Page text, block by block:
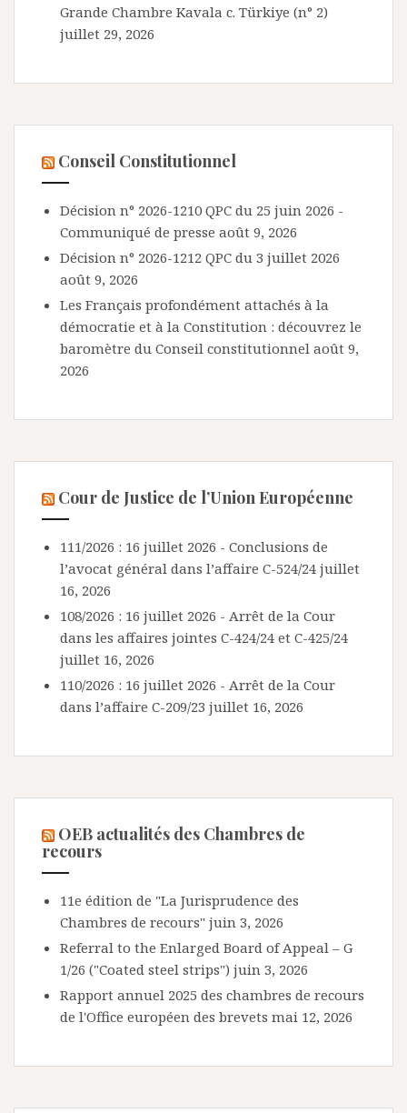
Grande Chambre Kavala c. Türkiye (n° 2)
juillet 29, 2026
Conseil Constitutionnel
Décision n° 2026-1210 QPC du 25 juin 2026 -
Communiqué de presse août 9, 2026
Décision n° 2026-1212 QPC du 3 juillet 2026
août 9, 2026
Les Français profondément attachés à la
démocratie et à la Constitution : découvrez le
baromètre du Conseil constitutionnel août 9,
2026
Cour de Justice de l’Union Européenne
111/2026 : 16 juillet 2026 - Conclusions de
l’avocat général dans l’affaire C-524/24 juillet
16, 2026
108/2026 : 16 juillet 2026 - Arrêt de la Cour
dans les affaires jointes C-424/24 et C-425/24
juillet 16, 2026
110/2026 : 16 juillet 2026 - Arrêt de la Cour
dans l’affaire C-209/23 juillet 16, 2026
OEB actualités des Chambres de
recours
11e édition de "La Jurisprudence des
Chambres de recours" juin 3, 2026
Referral to the Enlarged Board of Appeal – G
1/26 ("Coated steel strips") juin 3, 2026
Rapport annuel 2025 des chambres de recours
de l'Office européen des brevets mai 12, 2026